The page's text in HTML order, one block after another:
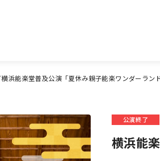
横浜能楽堂普及公演「夏休み親子能楽ワンダーランド
公演終了
横浜能